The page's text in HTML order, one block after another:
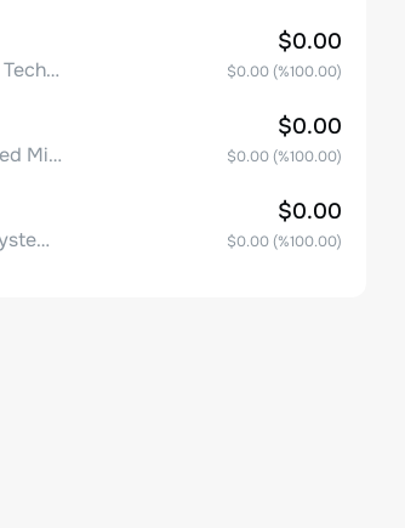
Palantir Technologies Inc. Class A Common Stock
$0.00
$0.00(%100.00)
Advanced Micro Devices
$0.00
$0.00(%100.00)
Cisco Systems, Inc. Common Stock (DE)
$0.00
$0.00(%100.00)